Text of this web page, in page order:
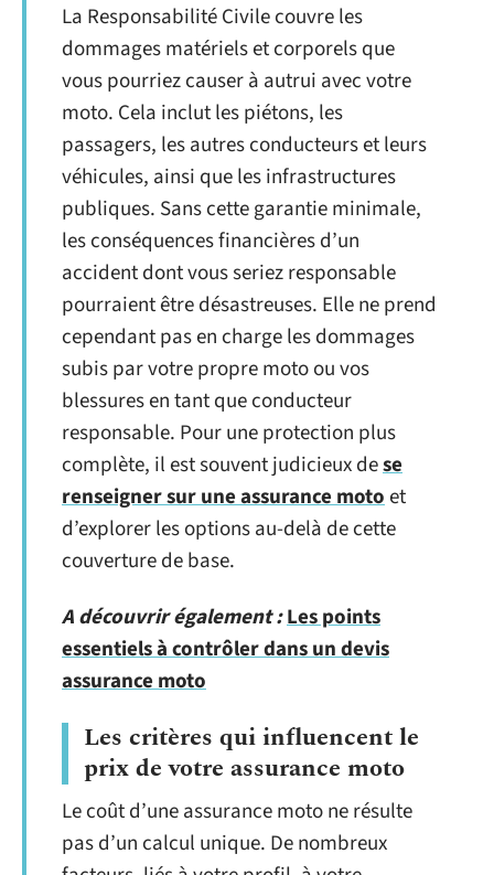
La Responsabilité Civile couvre les
dommages matériels et corporels que
vous pourriez causer à autrui avec votre
moto. Cela inclut les piétons, les
passagers, les autres conducteurs et leurs
véhicules, ainsi que les infrastructures
publiques. Sans cette garantie minimale,
les conséquences financières d’un
accident dont vous seriez responsable
pourraient être désastreuses. Elle ne prend
cependant pas en charge les dommages
subis par votre propre moto ou vos
blessures en tant que conducteur
responsable. Pour une protection plus
complète, il est souvent judicieux dese
renseigner sur une assurance motoet
d’explorer les options au-delà de cette
couverture de base.
A découvrir également :Les points
essentiels à contrôler dans un devis
assurance moto
Les critères qui influencent le
prix de votre assurance moto
Le coût d’une assurance moto ne résulte
pas d’un calcul unique. De nombreux